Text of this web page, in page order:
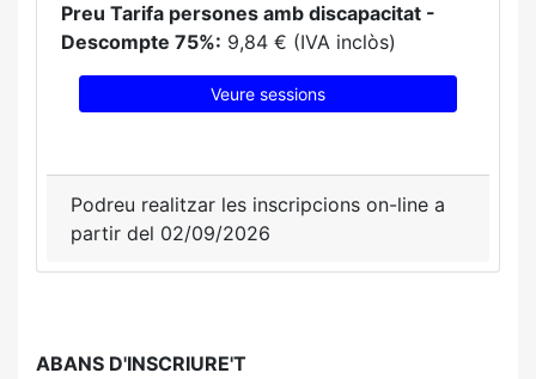
Preu Tarifa persones amb discapacitat -
Descompte 75%: 9,84 € (IVA inclòs)
Veure sessions
Podreu realitzar les inscripcions on-line a
partir del 02/09/2026
ABANS D'INSCRIURE'T